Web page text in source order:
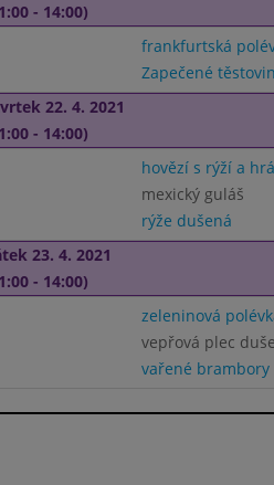
- 14:00)
frankfurtská
Zapečené
22. 4. 2021
- 14:00)
hovězí s rýží a
mexický guláš
rýže dušená
23. 4. 2021
- 14:00)
zeleninová
vepřová plec
vařené brambory